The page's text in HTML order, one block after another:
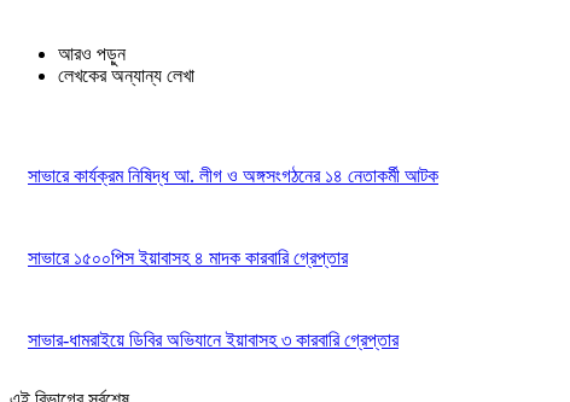
আরও পড়ুন
লেখকের অন্যান্য লেখা
সাভারে কার্যক্রম নিষিদ্ধ আ. লীগ ও অঙ্গসংগঠনের ১৪ নেতাকর্মী আটক
সাভারে ১৫০০পিস ইয়াবাসহ ৪ মাদক কারবারি গ্রেপ্তার
সাভার-ধামরাইয়ে ডিবির অভিযানে ইয়াবাসহ ৩ কারবারি গ্রেপ্তার